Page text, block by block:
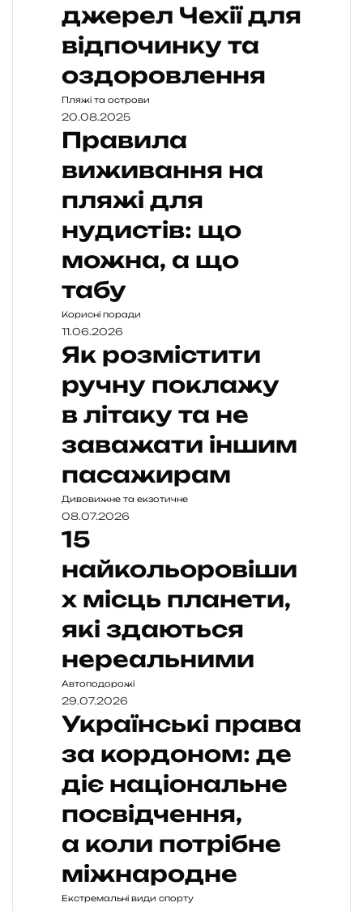
джерел Чехії для
відпочинку та
оздоровлення
Пляжі та острови
20.08.2025
Правила
виживання на
пляжі для
нудистів: що
можна, а що
табу
Корисні поради
11.06.2026
Як розмістити
ручну поклажу
в літаку та не
заважати іншим
пасажирам
Дивовижне та екзотичне
08.07.2026
15
найкольоровіши
х місць планети,
які здаються
нереальними
Автоподорожі
29.07.2026
Українські права
за кордоном: де
діє національне
посвідчення,
а коли потрібне
міжнародне
Екстремальні види спорту